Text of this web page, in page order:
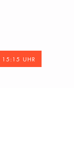
15:15 UHR